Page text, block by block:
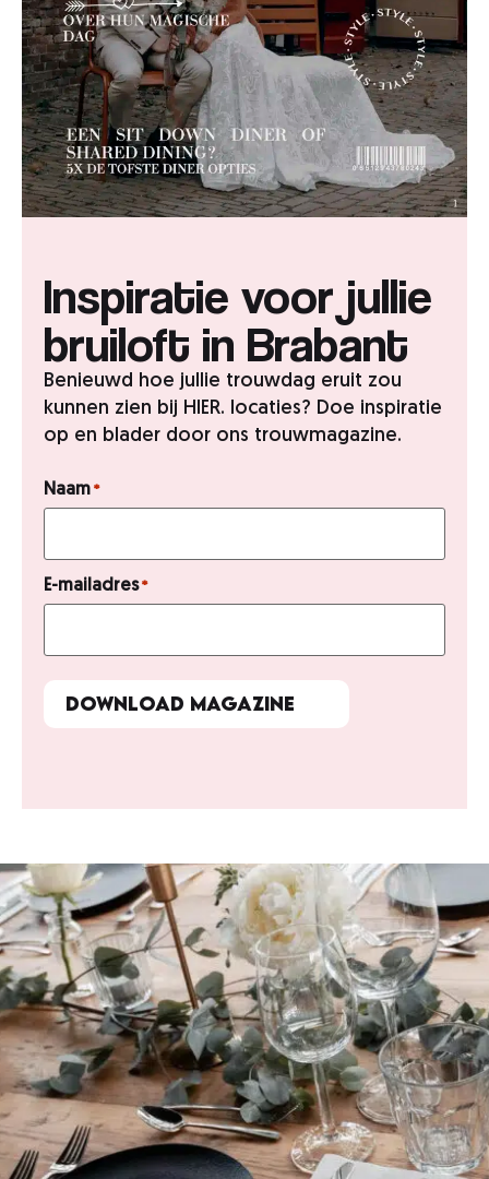
Inspiratie voor jullie
bruiloft in Brabant
Benieuwd hoe jullie trouwdag eruit zou
kunnen zien bij HIER. locaties? Doe inspiratie
op en blader door ons trouwmagazine.
Naam *
E-mailadres *
Download magazine